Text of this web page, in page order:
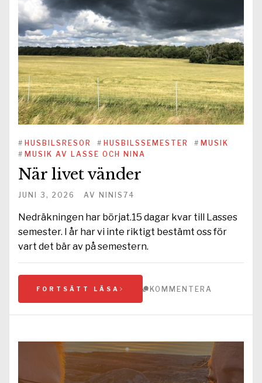
# HUSBILSRESOR # HUSBILSSEMESTER # MUSIK
# MUSIK AV LASSE OCH NINA
När livet vänder
JUNI 3, 2026 AV NINIS74
Nedräkningen har börjat.15 dagar kvar till Lasses
semester. I år har vi inte riktigt bestämt oss för
vart det bär av på semestern.
FORTSÄTT LÄSA KOMMENTERA